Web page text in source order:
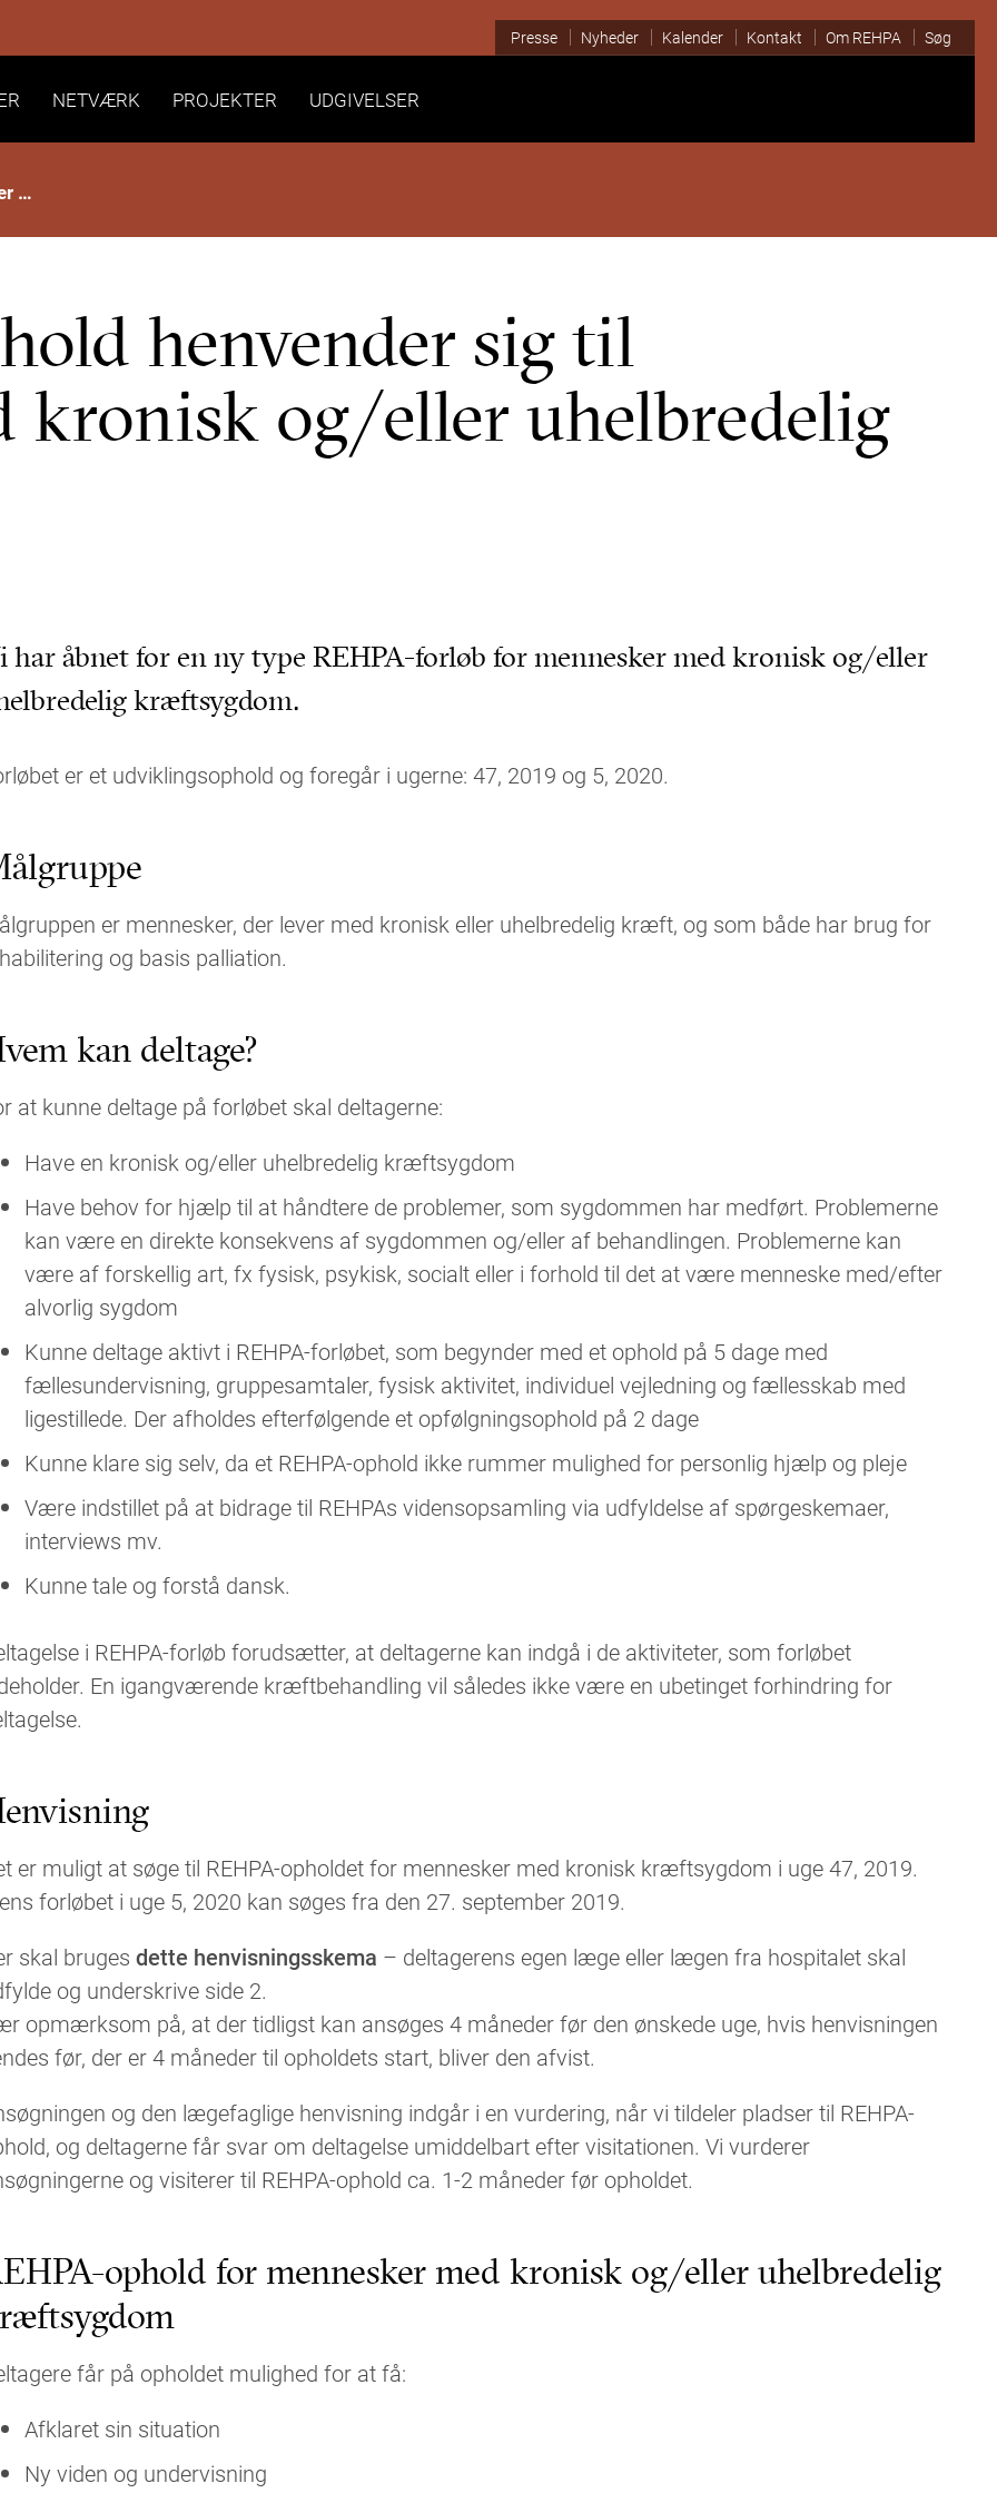
Nyt REHPA-ophold henvender sig til mennesker med kronisk og/eller uhelbredelig kræftsygdom
henvender sig til
kronisk og/eller uhelbredelig
har åbnet for en ny type REHPA-forløb for mennesker med kronisk og/eller
kræftsygdom.
er et udviklingsophold og foregår i ugerne: 47, 2019 og 5, 2020.
er mennesker, der lever med kronisk eller uhelbredelig kræft, og som både har brug for
og basis palliation.
kan deltage?
at kunne deltage på forløbet skal deltagerne:
Have en kronisk og/eller uhelbredelig kræftsygdom
Have behov for hjælp til at håndtere de problemer, som sygdommen har medført. Problemerne
kan være en direkte konsekvens af sygdommen og/eller af behandlingen. Problemerne kan
være af forskellig art, fx fysisk, psykisk, socialt eller i forhold til det at være menneske med/efter
alvorlig sygdom
Kunne deltage aktivt i REHPA-forløbet, som begynder med et ophold på 5 dage med
fællesundervisning, gruppesamtaler, fysisk aktivitet, individuel vejledning og fællesskab med
ligestillede. Der afholdes efterfølgende et opfølgningsophold på 2 dage
Kunne klare sig selv, da et REHPA-ophold ikke rummer mulighed for personlig hjælp og pleje
Være indstillet på at bidrage til REHPAs vidensopsamling via udfyldelse af spørgeskemaer,
interviews mv.
Kunne tale og forstå dansk.
i REHPA-forløb forudsætter, at deltagerne kan indgå i de aktiviteter, som forløbet
En igangværende kræftbehandling vil således ikke være en ubetinget forhindring for
er muligt at søge til REHPA-opholdet for mennesker med kronisk kræftsygdom i uge 47, 2019.
forløbet i uge 5, 2020 kan søges fra den 27. september 2019.
skal bruges dette henvisningsskema – deltagerens egen læge eller lægen fra hospitalet skal
og underskrive side 2.
opmærksom på, at der tidligst kan ansøges 4 måneder før den ønskede uge, hvis henvisningen
før, der er 4 måneder til opholdets start, bliver den afvist.
og den lægefaglige henvisning indgår i en vurdering, når vi tildeler pladser til REHPA-
og deltagerne får svar om deltagelse umiddelbart efter visitationen. Vi vurderer
og visiterer til REHPA-ophold ca. 1-2 måneder før opholdet.
ophold for mennesker med kronisk og/eller uhelbredelig
får på opholdet mulighed for at få:
Afklaret sin situation
Ny viden og undervisning
Presse Nyheder Kalender Kontakt Om REHPA Søg
NETVÆRK PROJEKTER UDGIVELSER